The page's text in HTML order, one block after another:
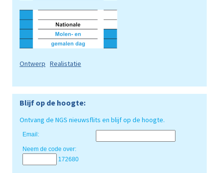
Ontwerp Realistatie
Blijf op de hoogte:
Ontvang de NGS nieuwsflits en blijf op de hoogte.
Email:
Neem de code over:
172680